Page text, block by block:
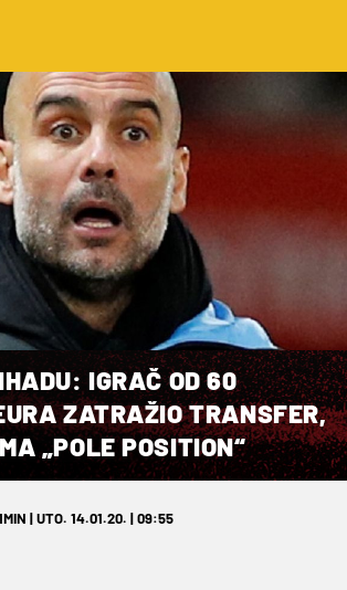
IGRAČ OD 60
ZATRAŽIO TRANSFER,
„POLE POSITION“
| UTO. 14.01.20. | 09:55